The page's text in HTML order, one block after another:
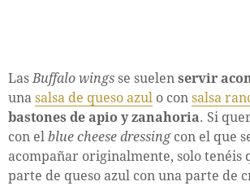
Las Buffalo wings se suelen servir
una salsa de queso azul o con salsa
bastones de apio y zanahoria. Si
con el blue cheese dressingcon el que
acompañar originalmente, solo tenéis
parte de queso azul con una parte de